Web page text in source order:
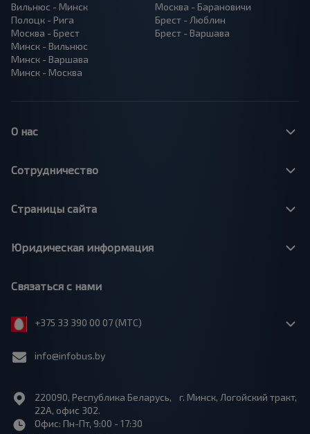
Вильнюс - Минск
Полоцк - Рига
Москва - Брест
Минск - Вильнюс
Минск - Варшава
Минск - Москва
Москва - Барановичи
Брест - Люблин
Брест - Варшава
О нас
Сотрудничество
Страницы сайта
Юридическая информация
Связаться с нами
+375 33 390 00 07 (МТС)
info@infobus.by
220090, Республика Беларусь, г. Минск, Логойский тракт,
22А, офис 302.
Офис: Пн-Пт, 9:00 - 17:30